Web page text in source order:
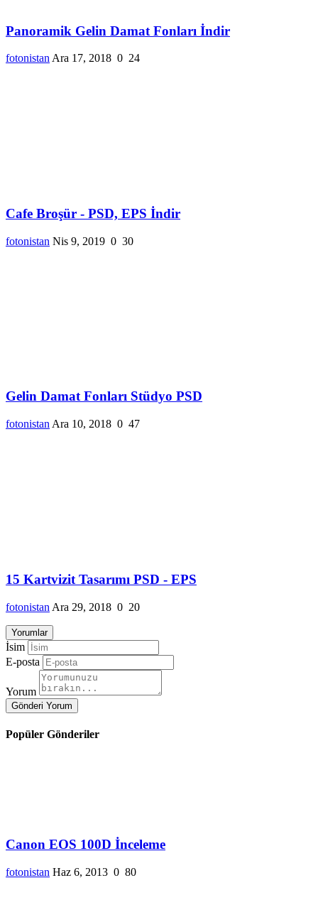
Panoramik Gelin Damat Fonları İndir
fotonistan Ara 17, 2018 0 24
Cafe Broşür - PSD, EPS İndir
fotonistan Nis 9, 2019 0 30
Gelin Damat Fonları Stüdyo PSD
fotonistan Ara 10, 2018 0 47
15 Kartvizit Tasarımı PSD - EPS
fotonistan Ara 29, 2018 0 20
Yorumlar
İsim
E-posta
Yorum
Gönderi Yorum
Popüler Gönderiler
Canon EOS 100D İnceleme
fotonistan Haz 6, 2013 0 80